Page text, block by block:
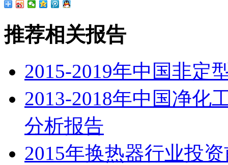
推荐相关报告
2015-2019年中国非定
2013-2018年中国净化
分析报告
2015年换热器行业投